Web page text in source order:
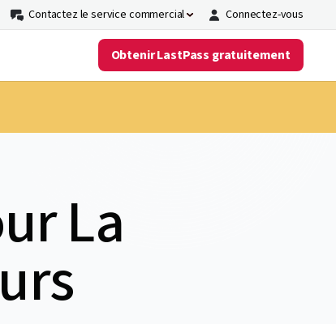
Contactez le service commercial Connectez-vous
Obtenir LastPass gratuitement
La